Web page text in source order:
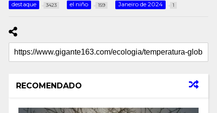
destaque 3423 el niño 159 Janeiro de 2024 1
RECOMENDADO